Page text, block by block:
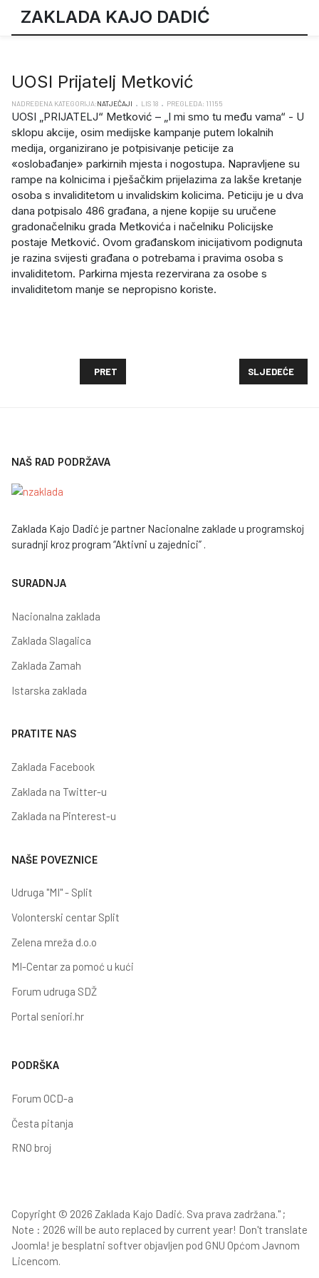
ZAKLADA KAJO DADIĆ
UOSI Prijatelj Metković
NADREĐENA KATEGORIJA:NATJEČAJI LIS 18 PREGLEDA: 11155
UOSI „PRIJATELJ“ Metković – „I mi smo tu među vama“ - U
sklopu akcije, osim medijske kampanje putem lokalnih
medija, organizirano je potpisivanje peticije za
«oslobađanje» parkirnih mjesta i nogostupa. Napravljene su
rampe na kolnicima i pješačkim prijelazima za lakše kretanje
osoba s invaliditetom u invalidskim kolicima. Peticiju je u dva
dana potpisalo 486 građana, a njene kopije su uručene
gradonačelniku grada Metkovića i načelniku Policijske
postaje Metković. Ovom građanskom inicijativom podignuta
je razina svijesti građana o potrebama i pravima osoba s
invaliditetom. Parkirna mjesta rezervirana za osobe s
invaliditetom manje se nepropisno koriste.
PRETHODNI ČLANAK: UDRUGA ZA ZAŠTITU PRIRODE
PRET SLJEDEĆI
SLJEDEĆE
NAŠ RAD PODRŽAVA
Zaklada Kajo Dadić je partner Nacionalne zaklade u programskoj
suradnji kroz program “Aktivni u zajednici” .
SURADNJA
Nacionalna zaklada
Zaklada Slagalica
Zaklada Zamah
Istarska zaklada
PRATITE NAS
Zaklada Facebook
Zaklada na Twitter-u
Zaklada na Pinterest-u
NAŠE POVEZNICE
Udruga "MI" - Split
Volonterski centar Split
Zelena mreža d.o.o
MI-Centar za pomoć u kući
Forum udruga SDŽ
Portal seniori.hr
PODRŠKA
Forum OCD-a
Česta pitanja
RNO broj
Copyright © 2026 Zaklada Kajo Dadić. Sva prava zadržana." ;
Note : 2026 will be auto replaced by current year! Don't translate
Joomla! je besplatni softver objavljen pod GNU Općom Javnom
Licencom.